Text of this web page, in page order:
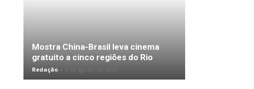
Mostra China-Brasil leva cinema
gratuito a cinco regiões do Rio
Redação -